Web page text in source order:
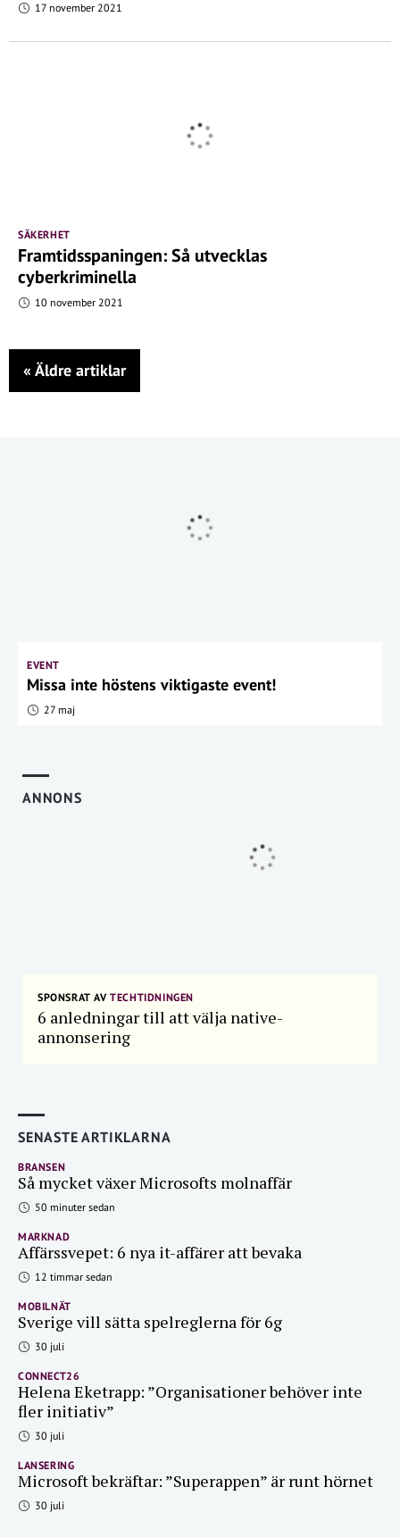
17 november 2021
SÄKERHET
Framtidsspaningen: Så utvecklas
cyberkriminella
10 november 2021
« Äldre artiklar
EVENT
Missa inte höstens viktigaste event!
27 maj
ANNONS
SPONSRAT AVTECHTIDNINGEN
6 anledningar till att välja native-
annonsering
SENASTE ARTIKLARNA
BRANSEN
Så mycket växer Microsofts molnaffär
50 minuter sedan
MARKNAD
Affärssvepet: 6 nya it-affärer att bevaka
12 timmar sedan
MOBILNÄT
Sverige vill sätta spelreglerna för 6g
30 juli
CONNECT26
Helena Eketrapp: ”Organisationer behöver inte
fler initiativ”
30 juli
LANSERING
Microsoft bekräftar: ”Superappen” är runt hörnet
30 juli